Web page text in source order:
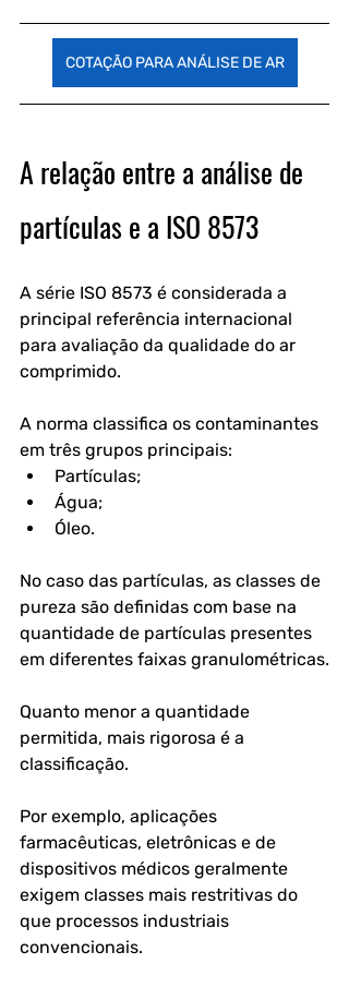
COTAÇÃO PARA ANÁLISE DE AR
A relação entre a análise de
partículas e a ISO 8573
A série ISO 8573 é considerada a
principal referência internacional
para avaliação da qualidade do ar
comprimido.
A norma classifica os contaminantes
em três grupos principais:
Partículas;
Água;
Óleo.
No caso das partículas, as classes de
pureza são definidas com base na
quantidade de partículas presentes
em diferentes faixas granulométricas.
Quanto menor a quantidade
permitida, mais rigorosa é a
classificação.
Por exemplo, aplicações
farmacêuticas, eletrônicas e de
dispositivos médicos geralmente
exigem classes mais restritivas do
que processos industriais
convencionais.